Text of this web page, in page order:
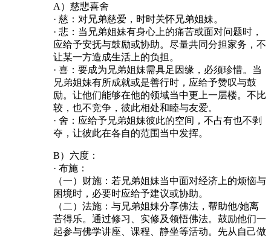
A）慈悲喜舍
· 慈：对兄弟慈爱，时时关怀兄弟姐妹。
· 悲：当兄弟姐妹有身心上的痛苦或面对问题时，
应给予安抚与鼓励或协助。尽量共同分担家务，不
让某一方造成生活上的负担。
· 喜：要成为兄弟姐妹需具足因缘，必须珍惜。当
兄弟姐妹有所成就或是善行时，应给予赞叹与鼓
励。让他们能够在他的领域当中更上一层楼。不比
较，也不竞争，彼此相处和睦与友爱。
· 舍：应给予兄弟姐妹彼此的空间，不占有也不剥
夺，让彼此在各自的范围当中发挥。
B）六度：
· 布施：
（一）财施：若兄弟姐妹当中面对经济上的烦恼与
困境时，必要时应给予建议或协助。
（二）法施：与兄弟姐妹分享佛法，帮助他/她离
苦得乐。通过修习、实修及领悟佛法。鼓励他们一
起参与佛学讲座、课程、静坐等活动。先从自己做